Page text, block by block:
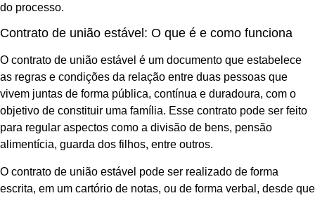
do processo.
Contrato de união estável: O que é e como funciona
O contrato de união estável é um documento que estabelece
as regras e condições da relação entre duas pessoas que
vivem juntas de forma pública, contínua e duradoura, com o
objetivo de constituir uma família. Esse contrato pode ser feito
para regular aspectos como a divisão de bens, pensão
alimentícia, guarda dos filhos, entre outros.
O contrato de união estável pode ser realizado de forma
escrita, em um cartório de notas, ou de forma verbal, desde que